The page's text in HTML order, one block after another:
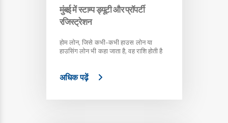
मुंबई में स्टाम्प ड्यूटी और प्रॉपर्टी
रजिस्ट्रेशन
होम लोन, जिसे कभी-कभी हाउस लोन या
हाउसिंग लोन भी कहा जाता है, वह राशि होती है
अधिक पढ़ें